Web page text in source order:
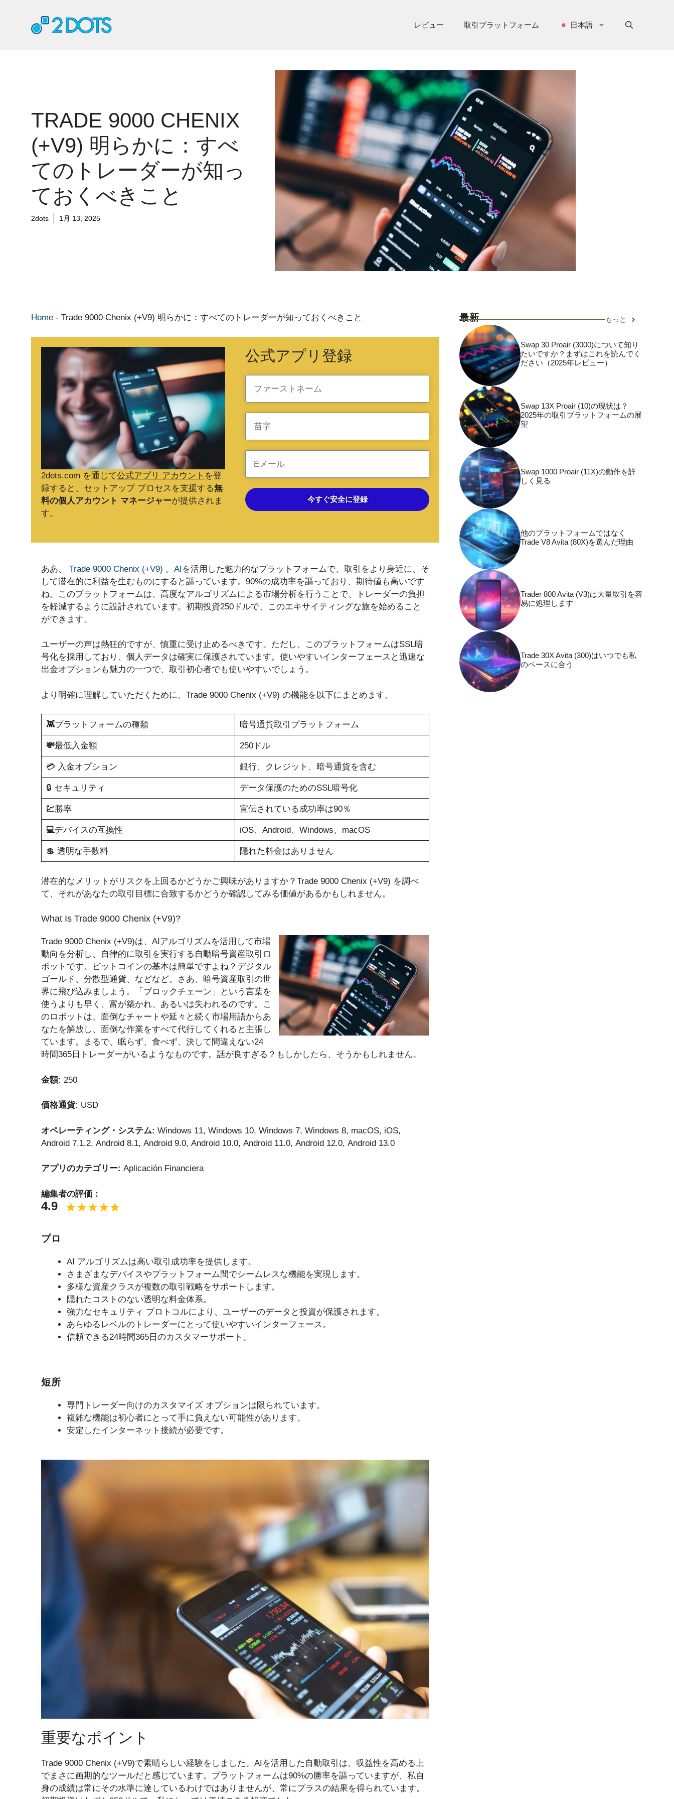
レビュー 取引プラットフォーム 日本語
TRADE 9000 CHENIX
(+V9) 明らかに：すべ
てのトレーダーが知っ
ておくべきこと
2dots 1月 13, 2025
Home - Trade 9000 Chenix (+V9) 明らかに：すべてのトレーダーが知っておくべきこと
2dots.com を通じて公式アプリ アカウント を登
録すると、セットアップ プロセスを支援する無
料の個人アカウント マネージャーが提供されま
す。
公式アプリ登録
今すぐ安全に登録
ああ、 Trade 9000 Chenix (+V9) 。AIを活用した魅力的なプラットフォームで、取引をより身近に、そ
して潜在的に利益を生むものにすると謳っています。90%の成功率を謳っており、期待値も高いです
ね。このプラットフォームは、高度なアルゴリズムによる市場分析を行うことで、トレーダーの負担
を軽減するように設計されています。初期投資250ドルで、このエキサイティングな旅を始めること
ができます。
ユーザーの声は熱狂的ですが、慎重に受け止めるべきです。ただし、このプラットフォームはSSL暗
号化を採用しており、個人データは確実に保護されています。使いやすいインターフェースと迅速な
出金オプションも魅力の一つで、取引初心者でも使いやすいでしょう。
より明確に理解していただくために、Trade 9000 Chenix (+V9) の機能を以下にまとめます。
👾プラットフォームの種類 暗号通貨取引プラットフォーム
💸最低入金額 250ドル
💳 入金オプション 銀行、クレジット、暗号通貨を含む
🔒 セキュリティ データ保護のためのSSL暗号化
💹勝率 宣伝されている成功率は90％
💻デバイスの互換性 iOS、Android、Windows、macOS
💲 透明な手数料 隠れた料金はありません
潜在的なメリットがリスクを上回るかどうかご興味がありますか？Trade 9000 Chenix (+V9) を調べ
て、それがあなたの取引目標に合致するかどうか確認してみる価値があるかもしれません。
What Is Trade 9000 Chenix (+V9)?
Trade 9000 Chenix (+V9)は、AIアルゴリズムを活用して市場
動向を分析し、自律的に取引を実行する自動暗号資産取引ロ
ボットです。ビットコインの基本は簡単ですよね？デジタル
ゴールド、分散型通貨、などなど。さあ、暗号資産取引の世
界に飛び込みましょう。「ブロックチェーン」という言葉を
使うよりも早く、富が築かれ、あるいは失われるのです。こ
のロボットは、面倒なチャートや延々と続く市場用語からあ
なたを解放し、面倒な作業をすべて代行してくれると主張し
ています。まるで、眠らず、食べず、決して間違えない24
時間365日トレーダーがいるようなものです。話が良すぎる？もしかしたら、そうかもしれません。
金額: 250
価格通貨: USD
オペレーティング・システム: Windows 11, Windows 10, Windows 7, Windows 8, macOS, iOS,
Android 7.1.2, Android 8.1, Android 9.0, Android 10.0, Android 11.0, Android 12.0, Android 13.0
アプリのカテゴリー: Aplicación Financiera
編集者の評価：
4.9
プロ
AI アルゴリズムは高い取引成功率を提供します。
さまざまなデバイスやプラットフォーム間でシームレスな機能を実現します。
多様な資産クラスが複数の取引戦略をサポートします。
隠れたコストのない透明な料金体系。
強力なセキュリティ プロトコルにより、ユーザーのデータと投資が保護されます。
あらゆるレベルのトレーダーにとって使いやすいインターフェース。
信頼できる24時間365日のカスタマーサポート。
短所
専門トレーダー向けのカスタマイズ オプションは限られています。
複雑な機能は初心者にとって手に負えない可能性があります。
安定したインターネット接続が必要です。
重要なポイント
Trade 9000 Chenix (+V9)で素晴らしい経験をしました。AIを活用した自動取引は、収益性を高める上
でまさに画期的なツールだと感じています。プラットフォームは90%の勝率を謳っていますが、私自
身の成績は常にその水準に達しているわけではありませんが、常にプラスの結果を得られています。
最新 もっと
Swap 30 Proair (3000)について知り
たいですか？まずはこれを読んでく
ださい（2025年レビュー）
Swap 13X Proair (10)の現状は？
2025年の取引プラットフォームの展
望
Swap 1000 Proair (11X)の動作を詳
しく見る
他のプラットフォームではなく
Trade V8 Avita (80X)を選んだ理由
Trader 800 Avita (V3)は大量取引を容
易に処理します
Trade 30X Avita (300)はいつでも私
のペースに合う